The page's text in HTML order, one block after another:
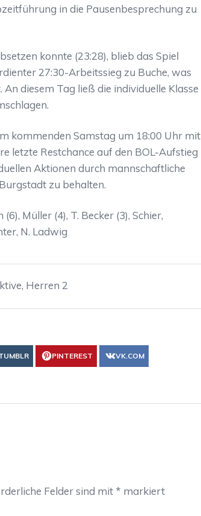
in die Pausenbesprechung zu
konnte (23:28), blieb das Spiel
27:30-Arbeitssieg zu Buche, was
diesem Tag ließ die individuelle Klasse
kommenden Samstag um 18:00 Uhr mit
letzte Restchance auf den BOL-Aufstieg
Aktionen durch mannschaftliche
zu behalten.
Müller (4), T. Becker (3), Schier,
N. Ladwig
, Herren 2
PINTEREST VK.COM
Felder sind mit * markiert